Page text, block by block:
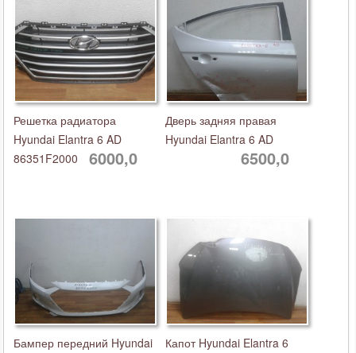
Решетка радиатора
Hyundai Elantra 6 AD
86351F2000
6000,0
Дверь задняя правая
Hyundai Elantra 6 AD
6500,0
Бампер передний Hyundai
Капот Hyundai Elantra 6